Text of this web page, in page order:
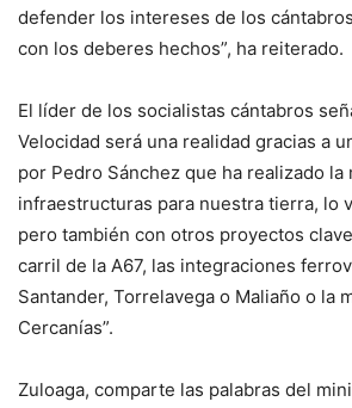
defender los intereses de los
con los deberes hechos”, ha reiterado.
El líder de los socialistas cántabros
Velocidad será una realidad gracias a
por Pedro Sánchez que ha realizado
infraestructuras para nuestra tierra, lo
pero también con otros proyectos
carril de la A67, las integraciones
Santander, Torrelavega o Maliaño o la
Cercanías”.
Zuloaga, comparte las palabras del